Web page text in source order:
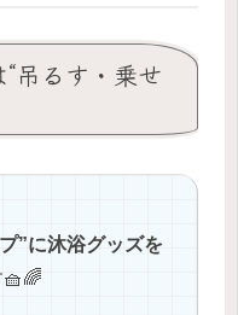
吊るす・乗せ
”に沐浴グッズを